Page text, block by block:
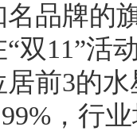
品牌的
双11”活
前3的
，行